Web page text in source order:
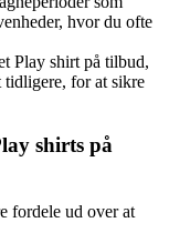
hvor du ofte
Play shirt på tilbud,
tidligere, for at sikre
shirts på
fordele ud over at